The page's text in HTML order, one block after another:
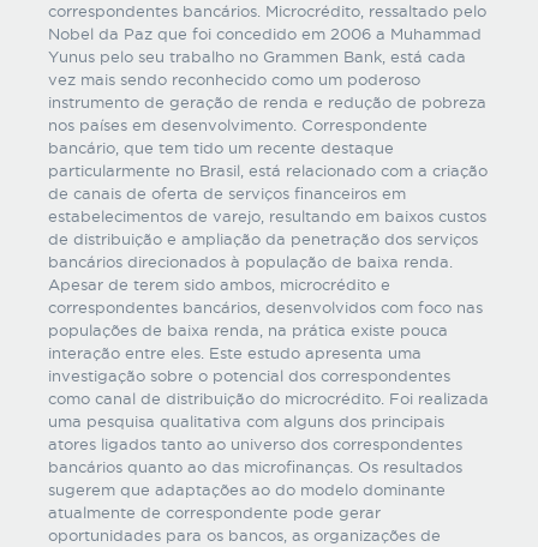
correspondentes bancários. Microcrédito, ressaltado pelo
Nobel da Paz que foi concedido em 2006 a Muhammad
Yunus pelo seu trabalho no Grammen Bank, está cada
vez mais sendo reconhecido como um poderoso
instrumento de geração de renda e redução de pobreza
nos países em desenvolvimento. Correspondente
bancário, que tem tido um recente destaque
particularmente no Brasil, está relacionado com a criação
de canais de oferta de serviços financeiros em
estabelecimentos de varejo, resultando em baixos custos
de distribuição e ampliação da penetração dos serviços
bancários direcionados à população de baixa renda.
Apesar de terem sido ambos, microcrédito e
correspondentes bancários, desenvolvidos com foco nas
populações de baixa renda, na prática existe pouca
interação entre eles. Este estudo apresenta uma
investigação sobre o potencial dos correspondentes
como canal de distribuição do microcrédito. Foi realizada
uma pesquisa qualitativa com alguns dos principais
atores ligados tanto ao universo dos correspondentes
bancários quanto ao das microfinanças. Os resultados
sugerem que adaptações ao do modelo dominante
atualmente de correspondente pode gerar
oportunidades para os bancos, as organizações de